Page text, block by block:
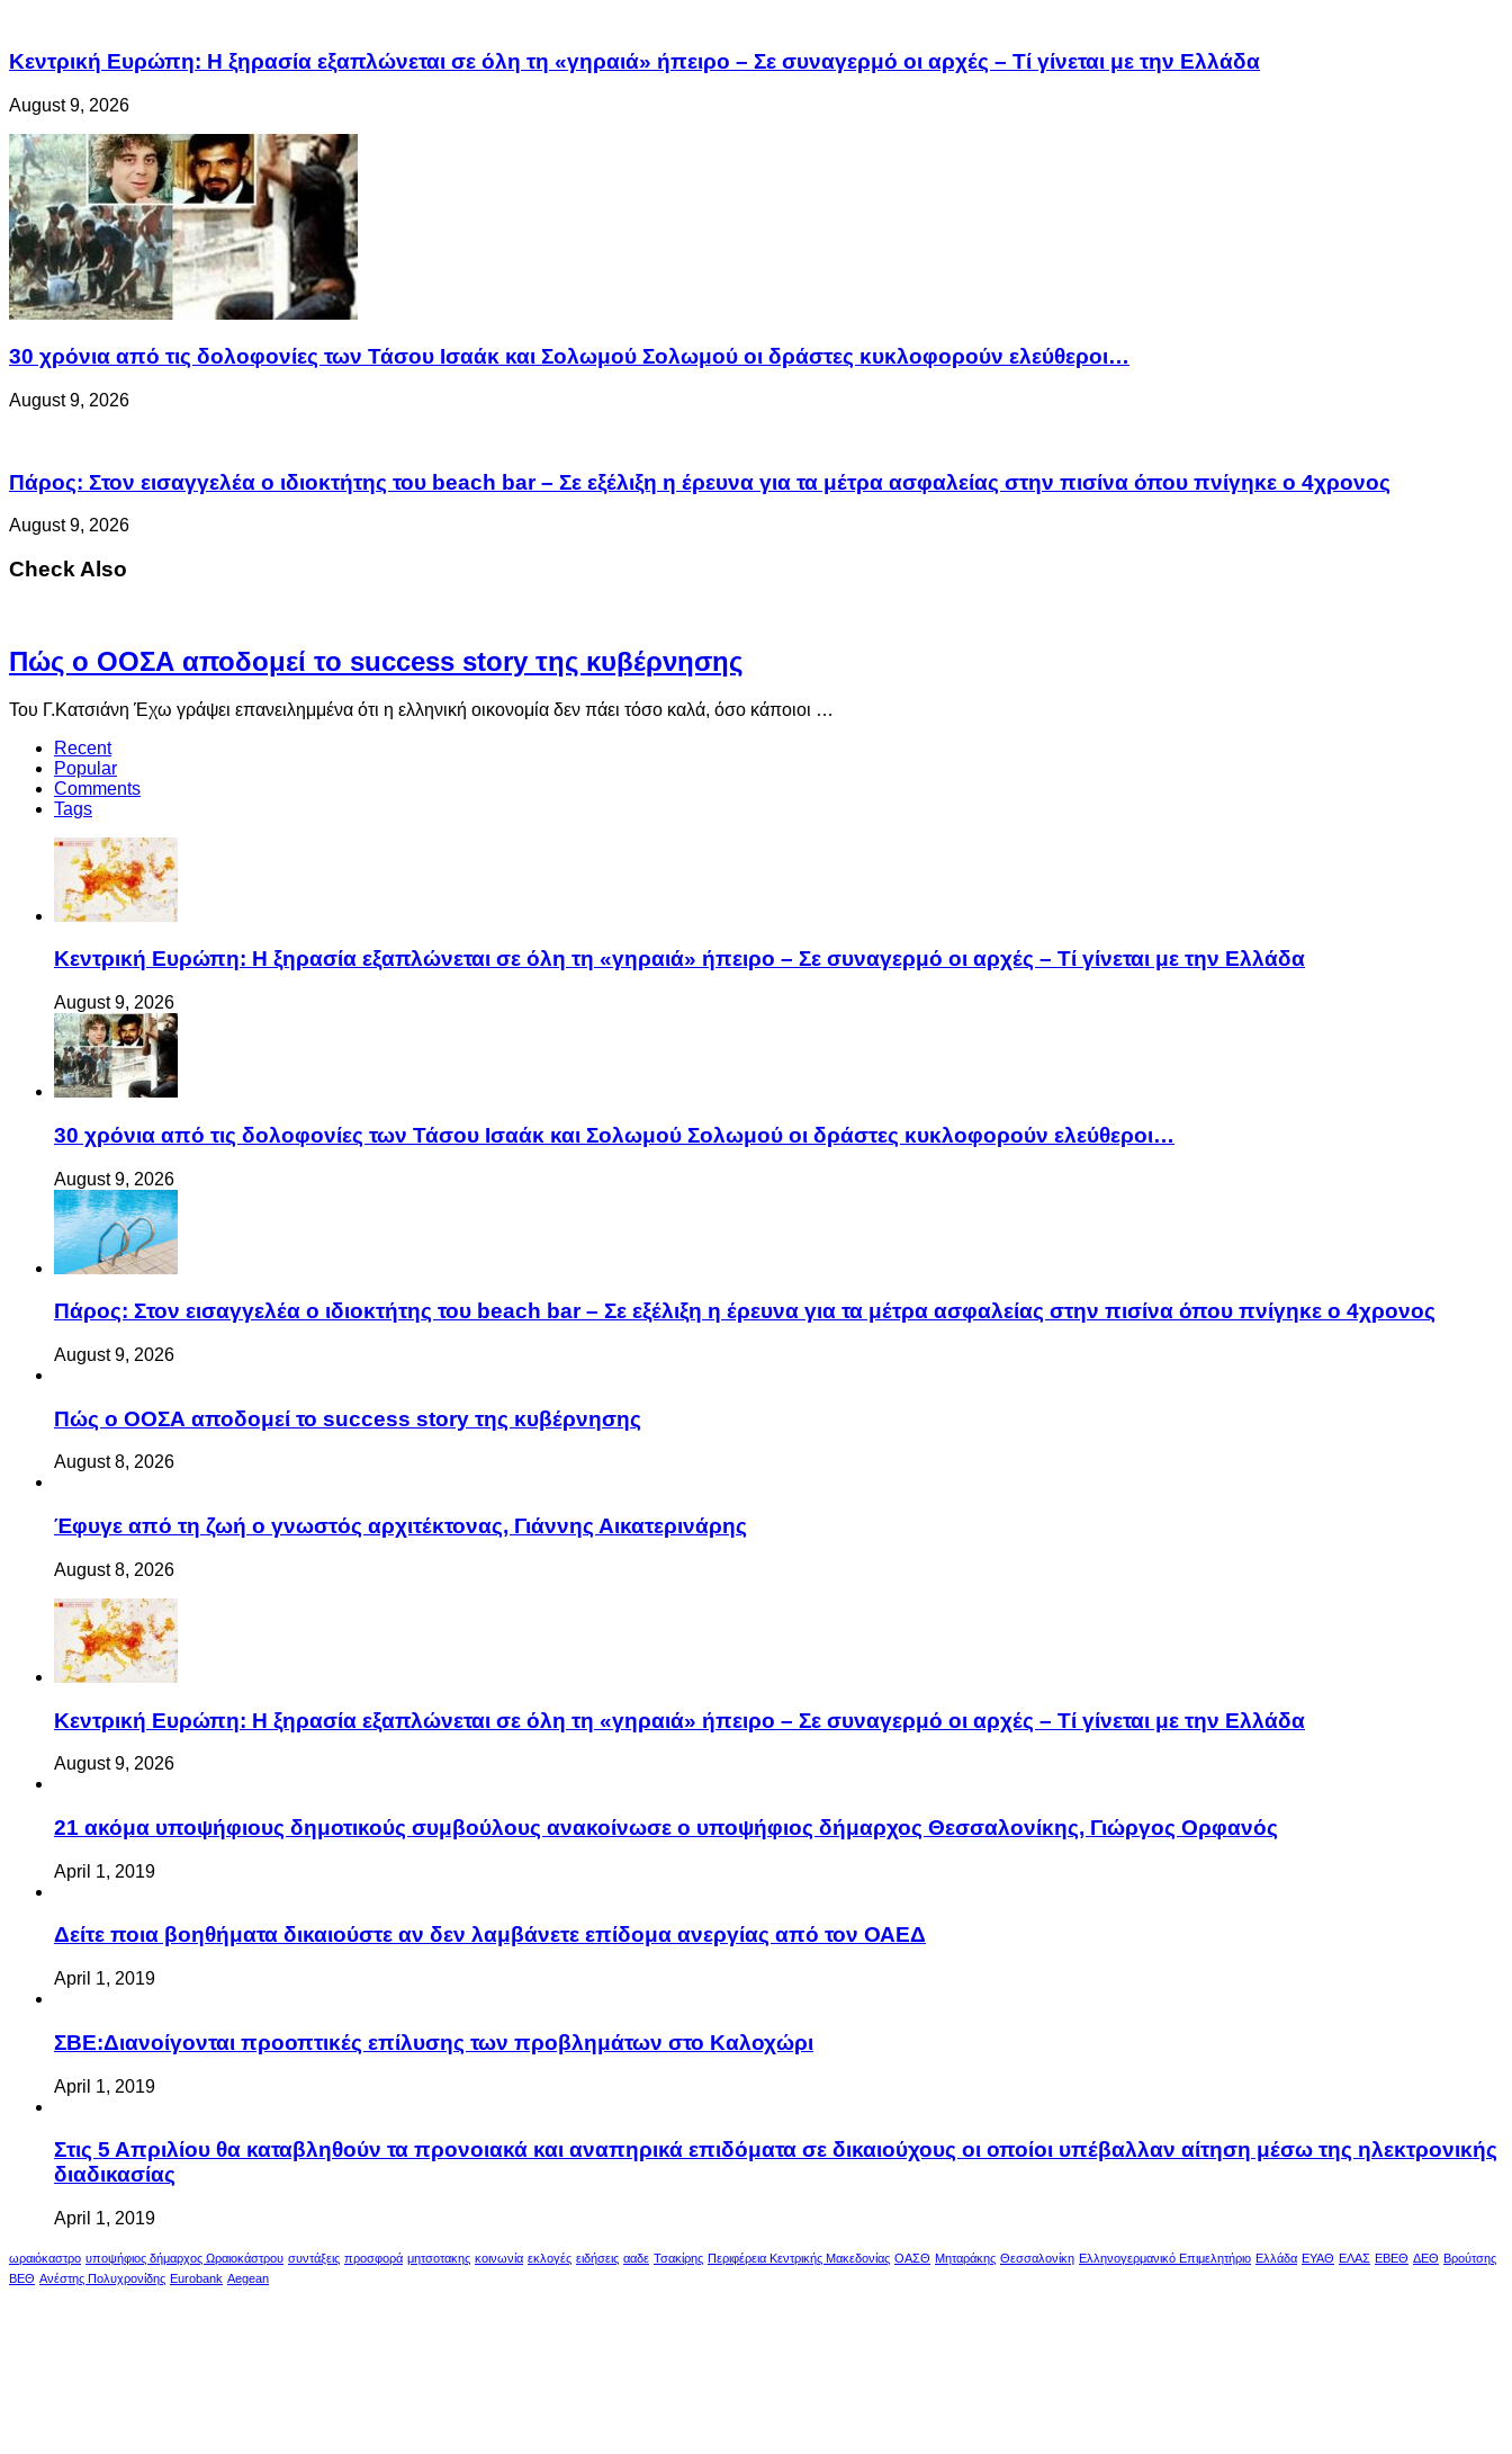
Κεντρική Ευρώπη: Η ξηρασία εξαπλώνεται σε όλη τη «γηραιά» ήπειρο – Σε συναγερμό οι αρχές – Τί γίνεται με την Ελλάδα
August 9, 2026
30 χρόνια από τις δολοφονίες των Τάσου Ισαάκ και Σολωμού Σολωμού οι δράστες κυκλοφορούν ελεύθεροι…
August 9, 2026
Πάρος: Στον εισαγγελέα ο ιδιοκτήτης του beach bar – Σε εξέλιξη η έρευνα για τα μέτρα ασφαλείας στην πισίνα όπου πνίγηκε ο 4χρονος
August 9, 2026
Check Also
Πώς ο ΟΟΣΑ αποδομεί το success story της κυβέρνησης
Του Γ.Κατσιάνη Έχω γράψει επανειλημμένα ότι η ελληνική οικονομία δεν πάει τόσο καλά, όσο κάποιοι …
Recent
Popular
Comments
Tags
Κεντρική Ευρώπη: Η ξηρασία εξαπλώνεται σε όλη τη «γηραιά» ήπειρο – Σε συναγερμό οι αρχές – Τί γίνεται με την Ελλάδα
August 9, 2026
30 χρόνια από τις δολοφονίες των Τάσου Ισαάκ και Σολωμού Σολωμού οι δράστες κυκλοφορούν ελεύθεροι…
August 9, 2026
Πάρος: Στον εισαγγελέα ο ιδιοκτήτης του beach bar – Σε εξέλιξη η έρευνα για τα μέτρα ασφαλείας στην πισίνα όπου πνίγηκε ο 4χρονος
August 9, 2026
Πώς ο ΟΟΣΑ αποδομεί το success story της κυβέρνησης
August 8, 2026
Έφυγε από τη ζωή ο γνωστός αρχιτέκτονας, Γιάννης Αικατερινάρης
August 8, 2026
Κεντρική Ευρώπη: Η ξηρασία εξαπλώνεται σε όλη τη «γηραιά» ήπειρο – Σε συναγερμό οι αρχές – Τί γίνεται με την Ελλάδα
August 9, 2026
21 ακόμα υποψήφιους δημοτικούς συμβούλους ανακοίνωσε ο υποψήφιος δήμαρχος Θεσσαλονίκης, Γιώργος Ορφανός
April 1, 2019
Δείτε ποια βοηθήματα δικαιούστε αν δεν λαμβάνετε επίδομα ανεργίας από τον ΟΑΕΔ
April 1, 2019
ΣΒΕ:Διανοίγονται προοπτικές επίλυσης των προβλημάτων στο Καλοχώρι
April 1, 2019
Στις 5 Απριλίου θα καταβληθούν τα προνοιακά και αναπηρικά επιδόματα σε δικαιούχους οι οποίοι υπέβαλλαν αίτηση μέσω της ηλεκτρονικής
διαδικασίας
April 1, 2019
ωραιόκαστρο υποψήφιος δήμαρχος Ωραιοκάστρου συντάξεις προσφορά μητσοτακης κοινωνία εκλογές ειδήσεις ααδε Τσακίρης Περιφέρεια Κεντρικής Μακεδονίας ΟΑΣΘ Μηταράκης Θεσσαλονίκη Ελληνογερμανικό Επιμελητήριο Ελλάδα ΕΥΑΘ ΕΛΑΣ ΕΒΕΘ ΔΕΘ Βρούτσης
ΒΕΘ Ανέστης Πολυχρονίδης Eurobank Aegean